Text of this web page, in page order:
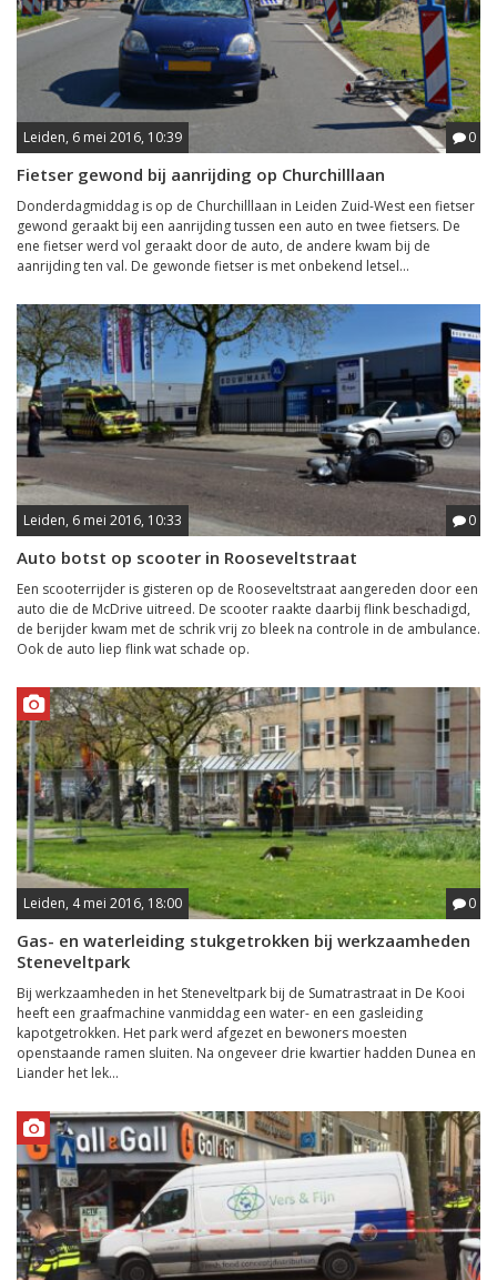
Leiden, 6 mei 2016, 10:39 0
Fietser gewond bij aanrijding op Churchilllaan
Donderdagmiddag is op de Churchilllaan in Leiden Zuid-West een fietser
gewond geraakt bij een aanrijding tussen een auto en twee fietsers. De
ene fietser werd vol geraakt door de auto, de andere kwam bij de
aanrijding ten val. De gewonde fietser is met onbekend letsel...
Leiden, 6 mei 2016, 10:33 0
Auto botst op scooter in Rooseveltstraat
Een scooterrijder is gisteren op de Rooseveltstraat aangereden door een
auto die de McDrive uitreed. De scooter raakte daarbij flink beschadigd,
de berijder kwam met de schrik vrij zo bleek na controle in de ambulance.
Ook de auto liep flink wat schade op.
Leiden, 4 mei 2016, 18:00 0
Gas- en waterleiding stukgetrokken bij werkzaamheden
Steneveltpark
Bij werkzaamheden in het Steneveltpark bij de Sumatrastraat in De Kooi
heeft een graafmachine vanmiddag een water- en een gasleiding
kapotgetrokken. Het park werd afgezet en bewoners moesten
openstaande ramen sluiten. Na ongeveer drie kwartier hadden Dunea en
Liander het lek...